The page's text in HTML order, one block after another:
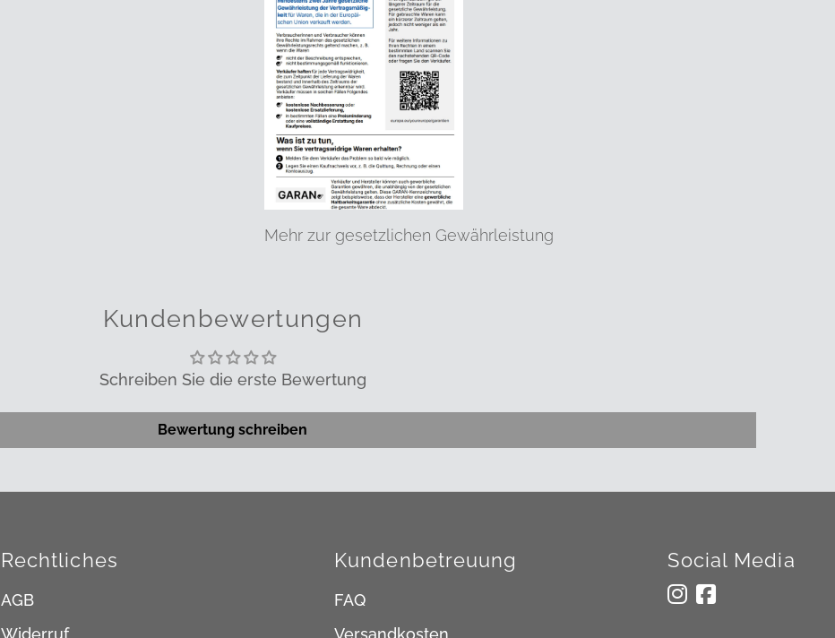
Mehr zur gesetzlichen Gewährleistung
Kundenbewertungen
Schreiben Sie die erste Bewertung
Bewertung schreiben
Rechtliches
AGB
Widerruf
Kundenbetreuung
FAQ
Versandkosten
Social Media